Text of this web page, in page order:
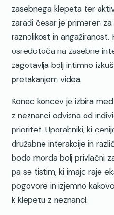
zasebnega klepeta ter
zaradi česar je primeren
raznolikost in
osredotoča na zasebne
zagotavlja bolj intimno
pretakanjem videa.
Konec koncev je izbira
z neznanci odvisna od
prioritet. Uporabniki, ki
družabne interakcije in
bodo morda bolj privlačni
pa se tistim, ki imajo raje
pogovore in izjemno
k klepetu z neznanci.